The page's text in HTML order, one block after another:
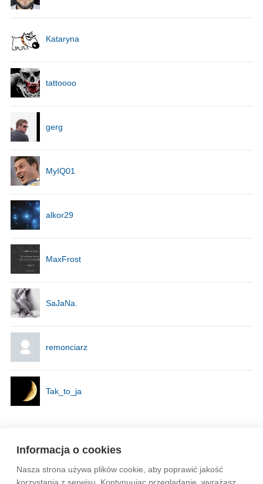
Informacja o cookies
Nasza strona używa plików cookie, aby poprawić jakość
Kataryna
tattoooo
gerg
MyIQ01
alkor29
MaxFrost
SaJaNa.
remonciarz
Tak_to_ja
Wytyczne dla społeczności Regulamin Prywatność